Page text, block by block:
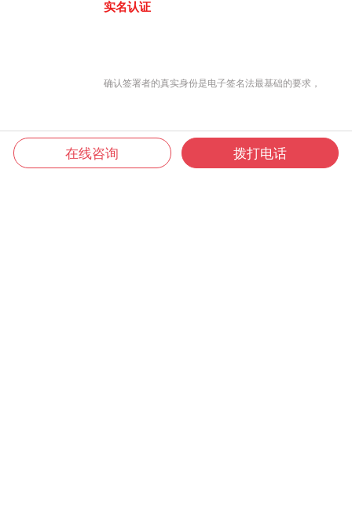
实名认证
确认签署者的真实身份是电子签名法最基础的要求，
在线咨询 拨打电话